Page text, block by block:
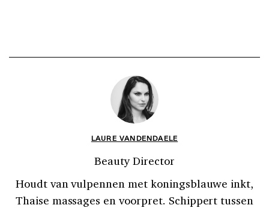
LAURE VANDENDAELE
Beauty Director
Houdt van vulpennen met koningsblauwe inkt,
Thaise massages en voorpret. Schippert tussen